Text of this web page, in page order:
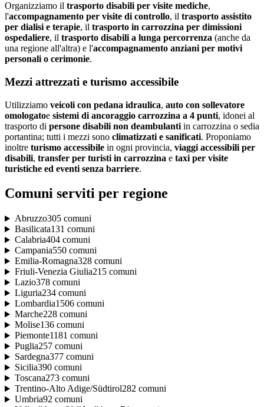
Organizziamo il trasporto disabili per visite mediche,
l'accompagnamento per visite di controllo, il trasporto assistito
per dialisi e terapie, il trasporto in carrozzina per dimissioni
ospedaliere, il trasporto disabili a lunga percorrenza (anche da
una regione all'altra) e l'accompagnamento anziani per motivi
personali o cerimonie.
Mezzi attrezzati e turismo accessibile
Utilizziamo veicoli con pedana idraulica, auto con sollevatore
omologatoe sistemi di ancoraggio carrozzina a 4 punti, idonei al
trasporto di persone disabili non deambulanti in carrozzina o sedia
portantina; tutti i mezzi sono climatizzati e sanificati. Proponiamo
inoltre turismo accessibile in ogni provincia, viaggi accessibili per
disabili, transfer per turisti in carrozzina e taxi per visite
turistiche ed eventi senza barriere.
Comuni serviti per regione
Abruzzo305comuni
Basilicata131 comuni
Calabria404comuni
Campania550comuni
Emilia-Romagna328comuni
Friuli-Venezia Giulia215comuni
Lazio378comuni
Liguria234comuni
Lombardia1506comuni
Marche228comuni
Molise136comuni
Piemonte1181 comuni
Puglia257comuni
Sardegna377comuni
Sicilia390comuni
Toscana273comuni
Trentino-Alto Adige/Südtirol282 comuni
Umbria92 comuni